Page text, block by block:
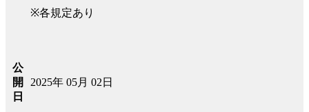
※各規定あり
公
開
日
2025年 05月 02日